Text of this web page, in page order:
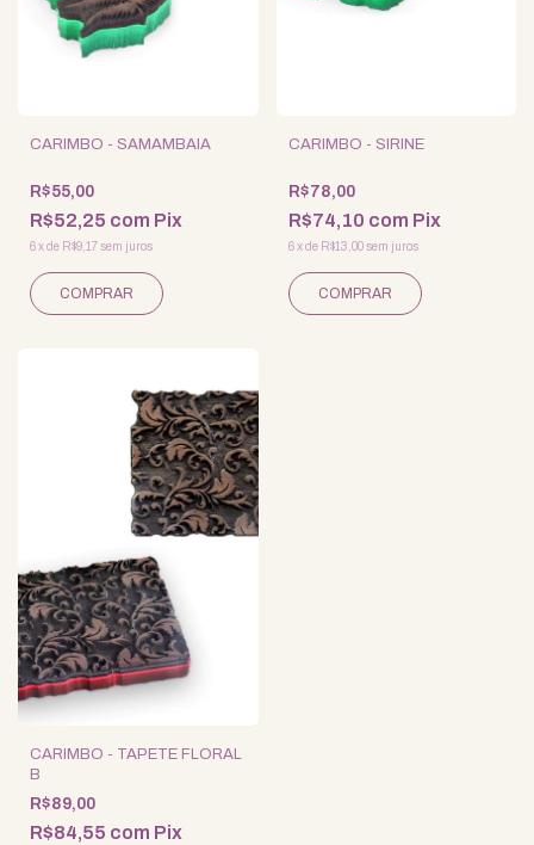
CARIMBO - SAMAMBAIA
R$55,00
R$52,25 com Pix
6xde R$9,17sem juros
CARIMBO - SIRINE
R$78,00
R$74,10 com Pix
6 xde R$13,00 sem juros
CARIMBO - TAPETE FLORAL
B
R$89,00
R$84,55 com Pix